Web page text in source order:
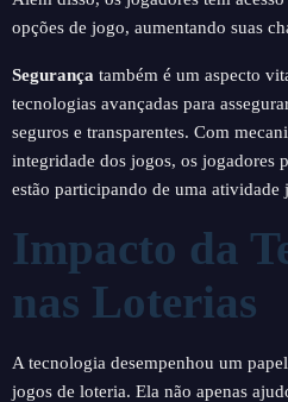
opções de jogo, aumentando suas
Segurança também é um aspecto
tecnologias avançadas para
seguros e transparentes. Com
integridade dos jogos, os jogadores
estão participando de uma atividade
Impacto da
nas Loterias
A tecnologia desempenhou um
jogos de loteria. Ela não apenas